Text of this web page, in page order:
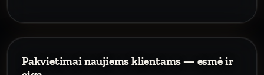
Pakvietimai naujiems klientams — esmė ir